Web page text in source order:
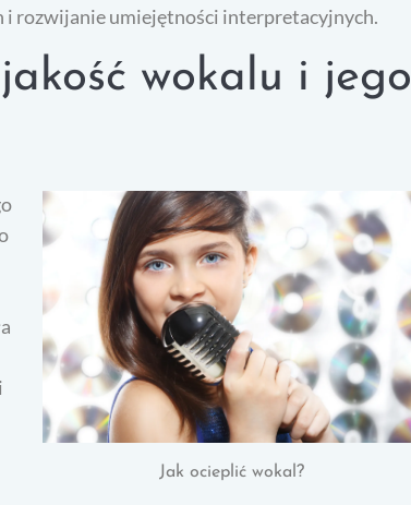
i rozwijanie umiejętności interpretacyjnych.
wokalu i jego
Jak ocieplić wokal?